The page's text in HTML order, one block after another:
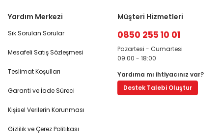
Yardım Merkezi
Sık Sorulan Sorular
Mesafeli Satış Sözleşmesi
Teslimat Koşulları
Garanti ve İade Süreci
Kişisel Verilerin Korunması
Gizlilik ve Çerez Politikası
Müşteri Hizmetleri
0850 255 10 01
Pazartesi - Cumartesi
09:00 - 18:00
Yardıma mı ihtiyacınız var?
Destek Talebi Oluştur